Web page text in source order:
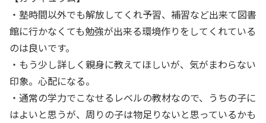
・塾時間以外でも解放してくれ予習、補習など出来て図書
館に行かなくても勉強が出来る環境作りをしてくれている
のは良いです。
・もう少し詳しく親身に教えてほしいが、気がまわらない
印象。心配になる。
・通常の学力でこなせるレベルの教材なので、うちの子に
はよいと思うが、周りの子は物足りないと思っているかも